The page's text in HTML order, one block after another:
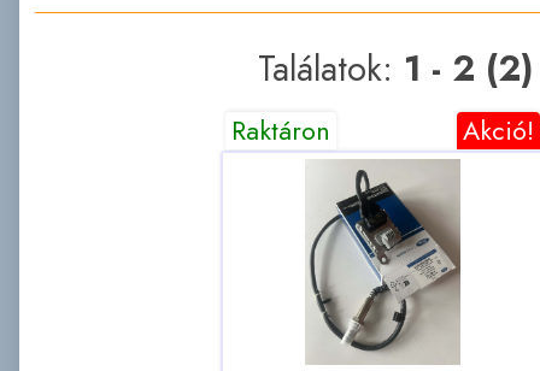
Találatok: 1 - 2 (2)
Akció!
Raktáron